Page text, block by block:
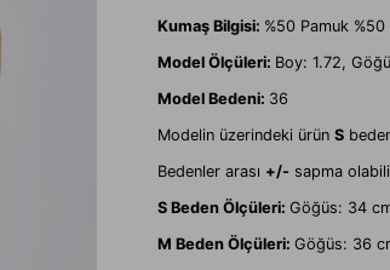
Kumaş Bilgisi: %50 Pamuk
Model Ölçüleri: Boy: 1.72,
Model Bedeni: 36
Modelin üzerindeki ürün S
Bedenler arası +/- sapma
S Beden Ölçüleri: Göğüs: 34
M Beden Ölçüleri: Göğüs: 36